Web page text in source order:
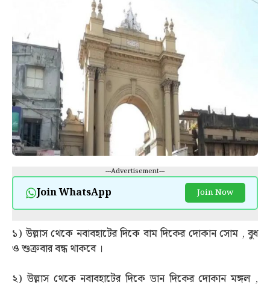
---Advertisement---
Join WhatsApp Join Now
১) উল্লাস থেকে নবাবহাটের দিকে বাম দিকের দোকান সোম , বুধ
ও শুক্রবার বন্ধ থাকবে ।
২) উল্লাস থেকে নবাবহাটের দিকে ডান দিকের দোকান মঙ্গল ,